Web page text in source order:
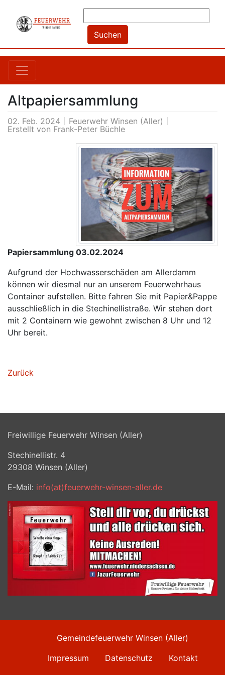
Altpapiersammlung
02. Feb. 2024
Feuerwehr Winsen (Aller)
Erstellt von Frank-Peter Büchle
Papiersammlung 03.02.2024
Aufgrund der Hochwasserschäden am Allerdamm
können wir diesmal nur an unserem Feuerwehrhaus
Container aufstellen. Bitte fahren Sie mit Papier&Pappe
ausschließlich in die Stechinellistraße. Wir stehen dort
mit 2 Containern wie gewohnt zwischen 8 Uhr und 12
Uhr bereit.
Zurück
Freiwillige Feuerwehr Winsen (Aller)
Stechinellistr. 4
29308 Winsen (Aller)
E-Mail: info(at)feuerwehr-winsen-aller.de
Gemeindefeuerwehr Winsen (Aller)
Impressum
Datenschutz Kontakt